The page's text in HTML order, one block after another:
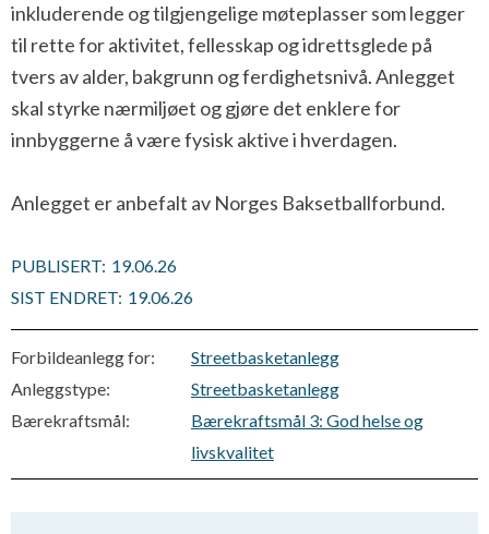
inkluderende og tilgjengelige møteplasser som legger
til rette for aktivitet, fellesskap og idrettsglede på
tvers av alder, bakgrunn og ferdighetsnivå. Anlegget
skal styrke nærmiljøet og gjøre det enklere for
innbyggerne å være fysisk aktive i hverdagen.
Anlegget er anbefalt av Norges Baksetballforbund.
PUBLISERT: 19.06.26
SIST ENDRET: 19.06.26
Forbildeanlegg for:
Streetbasketanlegg
Anleggstype:
Streetbasketanlegg
Bærekraftsmål:
Bærekraftsmål 3: God helse og
livskvalitet